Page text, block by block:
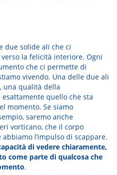
due solide ali che ci
la felicità interiore. Ogni
che ci permette di
vivendo. Una delle due ali
, una qualità della
esattamente quello che sta
momento. Se siamo
saremo anche
vorticano, che il corpo
l’impulso di scappare.
di vedere chiaramente,
come parte di qualcosa che
.